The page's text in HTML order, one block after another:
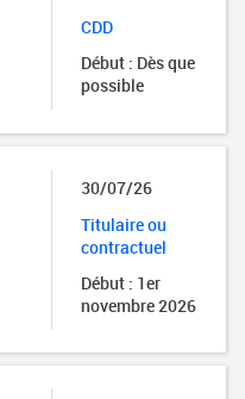
CDD
Début : Dès que
possible
30/07/26
Titulaire ou
contractuel
Début : 1er
novembre 2026